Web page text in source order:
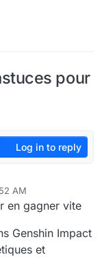
pour
Log in to reply
AM
en gagner vite
Genshin Impact
et